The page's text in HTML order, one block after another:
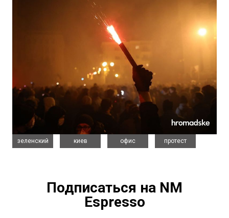
зеленский
,
киев
,
офис
,
протест
Подписаться на NM
Espresso